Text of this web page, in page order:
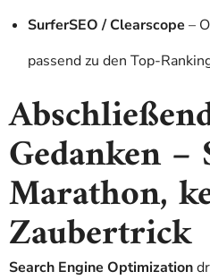
SurferSEO / Clearscope –
passend zu den Top-
Gedanken
Marathon,
Zaubertrick
Search Engine Optimization